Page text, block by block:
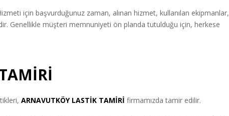
için başvurduğunuz zaman, alınan hizmet, kullanılan ekipmanlar,
Genellikle müşteri memnuniyeti ön planda tutulduğu için, herkese
ARNAVUTKÖY LASTİK TAMİRİfirmamızda tamir edilir.